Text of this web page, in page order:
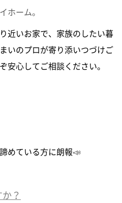
ホーム。
近いお家で、家族のしたい暮
いのプロが寄り添いつづけご
安心してご相談ください。
めている方に朗報📣
？